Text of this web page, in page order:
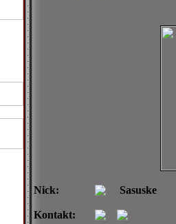
Nick: Sasuske
Kontakt: